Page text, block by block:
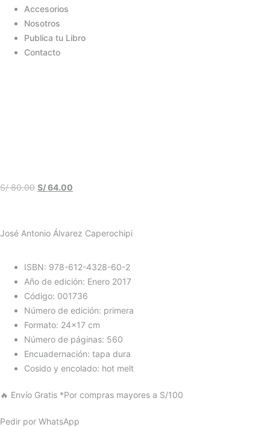
Accesorios
Nosotros
Publica tu Libro
Contacto
S/80.00 S/64.00
José Antonio Álvarez Caperochipi
ISBN: 978-612-4328-60-2
Año de edición: Enero 2017
Código: 001736
Número de edición: primera
Formato: 24×17 cm
Número de páginas: 560
Encuadernación: tapa dura
Cosido y encolado: hot melt
🔥 Envío Gratis *Por compras mayores a S/100
Pedir por WhatsApp